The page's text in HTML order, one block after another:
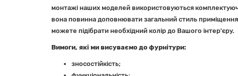
монтажі наших моделей використовуються
вона повинна доповнювати загальний стиль
можете підібрати необхідний колір до Вашого інтер'єру.
Вимоги, які ми висуваємо до фурнітури:
зносостійкість;